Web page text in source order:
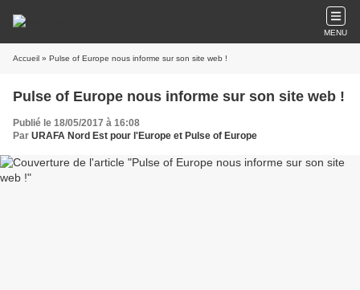
MENU
Accueil » Pulse of Europe nous informe sur son site web !
Pulse of Europe nous informe sur son site web !
Publié le 18/05/2017 à 16:08
Par URAFA Nord Est pour l'Europe et Pulse of Europe